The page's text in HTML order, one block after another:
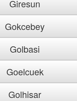
Giresun
Gokcebey
Golbasi
Goelcuek
Golhisar